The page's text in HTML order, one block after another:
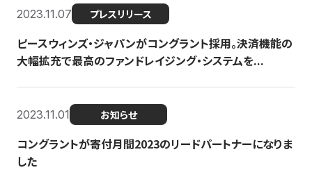
2023.11.07 プレスリリース
ピースウィンズ・ジャパンがコングラント採用。決済機能の
大幅拡充で最高のファンドレイジング・システムを...
2023.11.01 お知らせ
コングラントが寄付月間2023のリードパートナーになりま
した